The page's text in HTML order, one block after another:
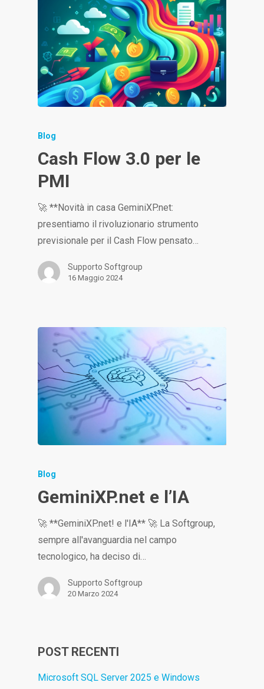
Blog
Cash Flow 3.0 per le
PMI
🚀 **Novità in casa GeminiXP.net:
presentiamo il rivoluzionario strumento
previsionale per il Cash Flow pensato…
Supporto Softgroup
16 Maggio 2024
Blog
GeminiXP.net e l’IA
🚀 **GeminiXP.net! e l'IA** 🚀 La Softgroup,
sempre all'avanguardia nel campo
tecnologico, ha deciso di…
Supporto Softgroup
20 Marzo 2024
POST RECENTI
Microsoft SQL Server 2025 e Windows